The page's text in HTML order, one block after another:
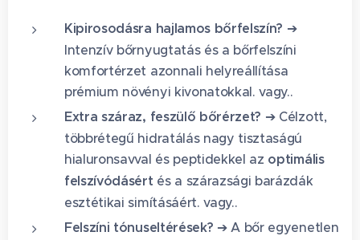
Kipirosodásra hajlamos bőrfelszín? ➔
Intenzív bőrnyugtatás és a bőrfelszíni
komfortérzet azonnali helyreállítása
prémium növényi kivonatokkal. vagy..
Extra száraz, feszülő bőrérzet? ➔ Célzott,
többrétegű hidratálás nagy tisztaságú
hialuronsavval és peptidekkel az optimális
felszívódásért és a szárazsági barázdák
esztétikai simításáért. vagy..
Felszíni tónuseltérések? ➔ A bőr egyenetlen